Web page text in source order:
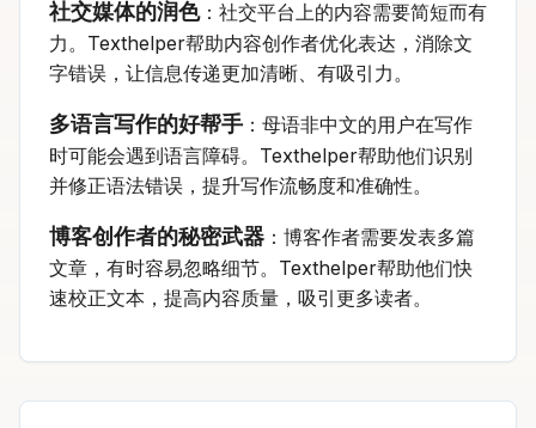
社交媒体的润色：社交平台上的内容需要简短而有
力。Texthelper帮助内容创作者优化表达，消除文
字错误，让信息传递更加清晰、有吸引力。
多语言写作的好帮手 ：母语非中文的用户在写作
时可能会遇到语言障碍。Texthelper帮助他们识别
并修正语法错误，提升写作流畅度和准确性。
博客创作者的秘密武器 ：博客作者需要发表多篇
文章，有时容易忽略细节。Texthelper帮助他们快
速校正文本，提高内容质量，吸引更多读者。